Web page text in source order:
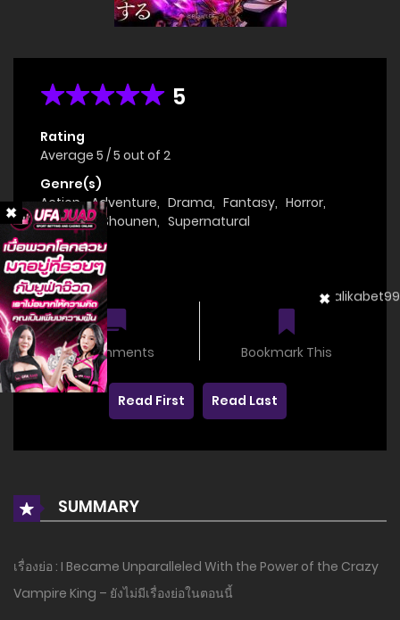
5
Rating
Average 5 /5 out of 2
Genre(s)
Action, Adventure, Drama, Fantasy, Horror,
Manga, Shounen, Supernatural
Status
OnGoing
0 comments Bookmark This
Read First Read Last
SUMMARY
เรื่องย่อ : I Became Unparalleled With the Power of the Crazy
Vampire King – ยังไม่มีเรื่องย่อในตอนนี้